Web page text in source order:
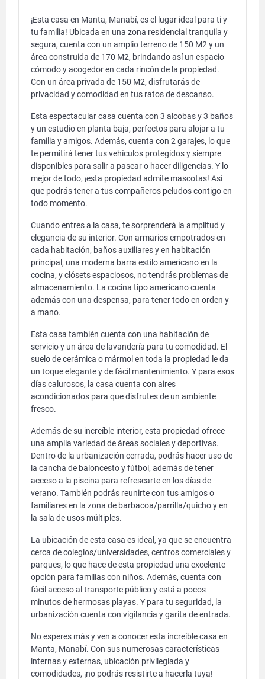
¡Esta casa en Manta, Manabí, es el lugar ideal para ti y
tu familia! Ubicada en una zona residencial tranquila y
segura, cuenta con un amplio terreno de 150 M2 y un
área construida de 170 M2, brindando así un espacio
cómodo y acogedor en cada rincón de la propiedad.
Con un área privada de 150 M2, disfrutarás de
privacidad y comodidad en tus ratos de descanso.
Esta espectacular casa cuenta con 3 alcobas y 3 baños
y un estudio en planta baja, perfectos para alojar a tu
familia y amigos. Además, cuenta con 2 garajes, lo que
te permitirá tener tus vehículos protegidos y siempre
disponibles para salir a pasear o hacer diligencias. Y lo
mejor de todo, ¡esta propiedad admite mascotas! Así
que podrás tener a tus compañeros peludos contigo en
todo momento.
Cuando entres a la casa, te sorprenderá la amplitud y
elegancia de su interior. Con armarios empotrados en
cada habitación, baños auxiliares y en habitación
principal, una moderna barra estilo americano en la
cocina, y clósets espaciosos, no tendrás problemas de
almacenamiento. La cocina tipo americano cuenta
además con una despensa, para tener todo en orden y
a mano.
Esta casa también cuenta con una habitación de
servicio y un área de lavandería para tu comodidad. El
suelo de cerámica o mármol en toda la propiedad le da
un toque elegante y de fácil mantenimiento. Y para esos
días calurosos, la casa cuenta con aires
acondicionados para que disfrutes de un ambiente
fresco.
Además de su increíble interior, esta propiedad ofrece
una amplia variedad de áreas sociales y deportivas.
Dentro de la urbanización cerrada, podrás hacer uso de
la cancha de baloncesto y fútbol, además de tener
acceso a la piscina para refrescarte en los días de
verano. También podrás reunirte con tus amigos o
familiares en la zona de barbacoa/parrilla/quicho y en
la sala de usos múltiples.
La ubicación de esta casa es ideal, ya que se encuentra
cerca de colegios/universidades, centros comerciales y
parques, lo que hace de esta propiedad una excelente
opción para familias con niños. Además, cuenta con
fácil acceso al transporte público y está a pocos
minutos de hermosas playas. Y para tu seguridad, la
urbanización cuenta con vigilancia y garita de entrada.
No esperes más y ven a conocer esta increíble casa en
Manta, Manabí. Con sus numerosas características
internas y externas, ubicación privilegiada y
comodidades, ¡no podrás resistirte a hacerla tuya!